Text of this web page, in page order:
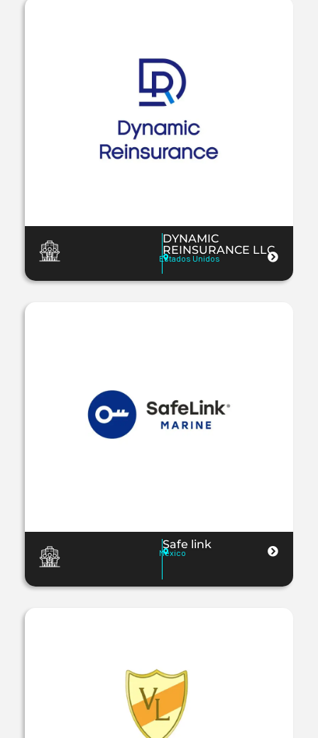
DYNAMIC
REINSURANCE LLC
Estados Unidos
Safe link
Mexico